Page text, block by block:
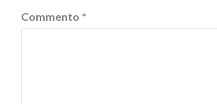
Commento *